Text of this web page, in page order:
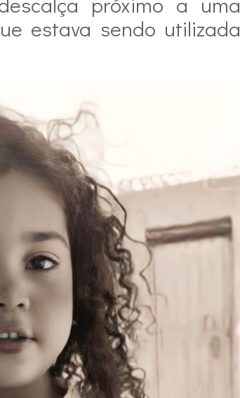
estava sendo utilizada